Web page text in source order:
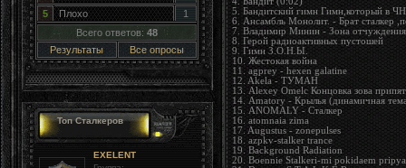
5
Плохо
1
Всего ответов: 48
Результаты
Все опросы
Топ Сталкеров
EXELENT
5. Бандитский гимн Гимн,который в
6. Ансамбль Монолит. - Брат сталкер
7. Владимир Минин - Зона
8. Герой радиоактивных пустошей
9. Гимн З.О.Н.Ы.
10. Жестокая война
11. agprey - hexen galatine
12. Akela - ТУМАН
13. Alexey Omelc Концовка зова
14. Amatory - Крылья (динамичная
15. ANOMALY - Сталкер
16. atomnaia zima
17. Augustus - zonepulses
18. azpkv-stalker trance
19. Background Radiation
20. Boennie Stalkeri-mi pokidaem